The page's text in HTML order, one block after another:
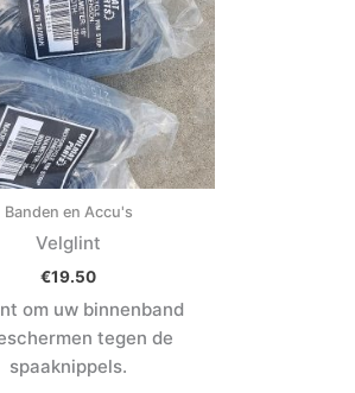
Banden en Accu's
Velglint
€19.50
om uw binnenband
tegen de
spaaknippels.